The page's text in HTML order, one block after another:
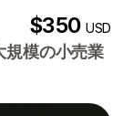
$350USD
規模の小売業